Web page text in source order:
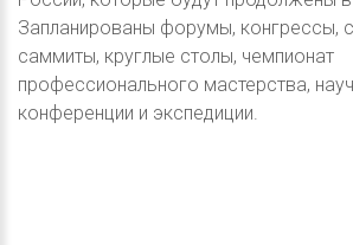
Запланированы форумы, конгрессы,
саммиты, круглые столы, чемпионат
профессионального мастерства,
конференции и экспедиции.